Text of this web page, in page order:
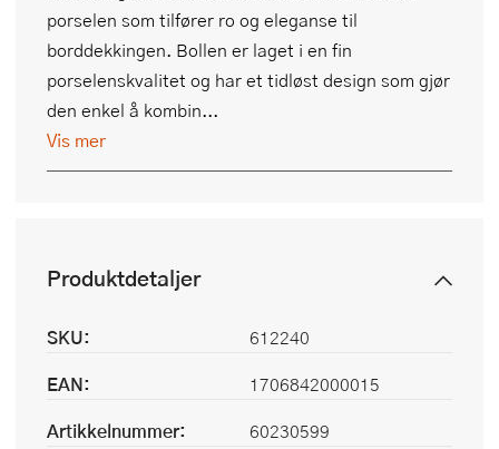
porselen som tilfører ro og eleganse til
borddekkingen. Bollen er laget i en fin
porselenskvalitet og har et tidløst design som gjør
den enkel å kombin...
Vis mer
Produktdetaljer
SKU:
612240
EAN:
1706842000015
Artikkelnummer:
60230599